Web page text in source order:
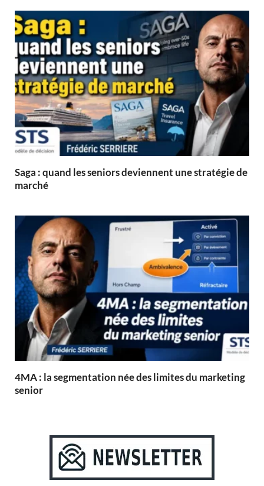
Saga : quand les seniors deviennent une stratégie de
marché
4MA : la segmentation née des limites du marketing
senior